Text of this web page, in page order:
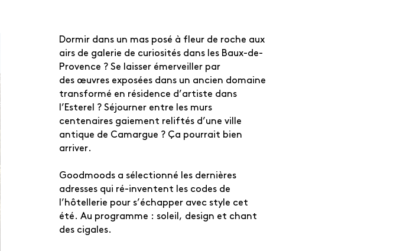
Dormir dans un mas posé à fleur de roche aux
airs de galerie de curiosités dans les Baux-de-
Provence ? Se laisser émerveiller par
des œuvres exposées dans un ancien domaine
transformé en résidence d’artiste dans
l’Esterel ? Séjourner entre les murs
centenaires gaiement reliftés d’une ville
antique de Camargue ? Ça pourrait bien
arriver.
Goodmoods a sélectionné les dernières
adresses qui ré-inventent les codes de
l’hôtellerie pour s’échapper avec style cet
été. Au programme : soleil, design et chant
des cigales.